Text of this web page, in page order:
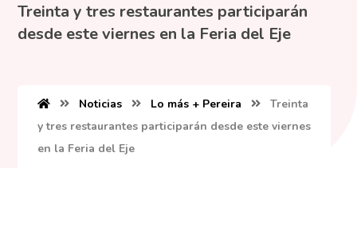
Treinta y tres restaurantes participarán
desde este viernes en la Feria del Eje
Noticias Lo más + Pereira
Treinta
y tres restaurantes participarán desde este viernes
en la Feria del Eje